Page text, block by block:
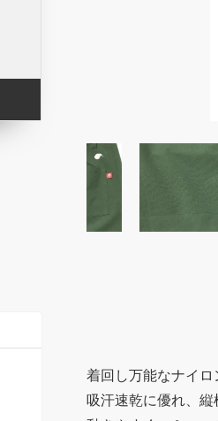
着回し万能なナイロ
吸汗速乾に優れ、